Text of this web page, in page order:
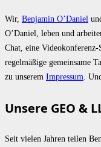
Wir, Benjamin O’Daniel
O’Daniel, leben und
Chat, eine
regelmäßige gemeinsame
zu unserem Impressum.
Unsere GEO &
Seit vielen Jahren teilen